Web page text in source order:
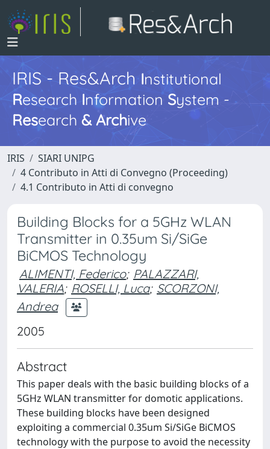
IRIS - Res&ArchInstitutional
Research InformationSystem -
Research & Archive
IRIS
SIARI UNIPG
4 Contributo in Atti di Convegno (Proceeding)
4.1 Contributo in Atti di convegno
Building Blocks for a 5GHz WLAN
Transmitter in 0.35um Si/SiGe
BiCMOS Technology
ALIMENTI, Federico; PALAZZARI,
VALERIA; ROSELLI, Luca; SCORZONI,
Andrea
2005
Abstract
This paper deals with the basic building blocks of a
5GHz WLAN transmitter for domotic applications.
These building blocks have been designed
exploiting a commercial 0.35um Si/SiGe BiCMOS
technology with the purpose to avoid the necessity